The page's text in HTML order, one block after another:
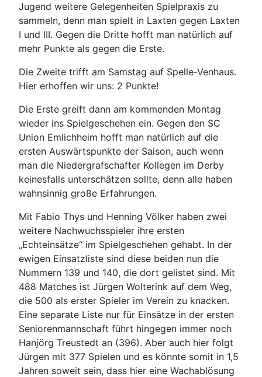
Jugend weitere Gelegenheiten Spielpraxis zu
sammeln, denn man spielt in Laxten gegen Laxten
I und III. Gegen die Dritte hofft man natürlich auf
mehr Punkte als gegen die Erste.
Die Zweite trifft am Samstag auf Spelle-Venhaus.
Hier erhoffen wir uns: 2 Punkte!
Die Erste greift dann am kommenden Montag
wieder ins Spielgeschehen ein. Gegen den SC
Union Emlichheim hofft man natürlich auf die
ersten Auswärtspunkte der Saison, auch wenn
man die Niedergrafschafter Kollegen im Derby
keinesfalls unterschätzen sollte, denn alle haben
wahnsinnig große Erfahrungen.
Mit Fabio Thys und Henning Völker haben zwei
weitere Nachwuchsspieler ihre ersten
„Echteinsätze“ im Spielgeschehen gehabt. In der
ewigen Einsatzliste sind diese beiden nun die
Nummern 139 und 140, die dort gelistet sind. Mit
488 Matches ist Jürgen Wolterink auf dem Weg,
die 500 als erster Spieler im Verein zu knacken.
Eine separate Liste nur für Einsätze in der ersten
Seniorenmannschaft führt hingegen immer noch
Hanjörg Treustedt an (396). Aber auch hier folgt
Jürgen mit 377 Spielen und es könnte somit in 1,5
Jahren soweit sein, dass hier eine Wachablösung